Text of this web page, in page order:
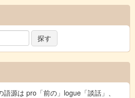
源は pro「前の」logue「談話」、